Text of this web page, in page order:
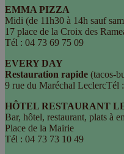
EMMA PIZZA
Midi (de 11h30 à 14h sauf
17 place de la Croix des
Tél : 04 73 69 75 09
EVERY DAY
Restauration rapide (tacos-
9 rue du Maréchal LeclercTél
HÔTEL RESTAURANT
Bar, hôtel, restaurant, plats à
Place de la Mairie
Tél : 04 73 73 10 49